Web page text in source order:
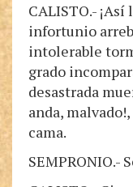
CALISTO.-
infortunio
intolerable
grado
desastrada
anda,
cama.
SEMPRONIO.-